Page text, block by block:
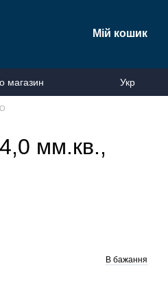
Мій кошик
магазин Укр
мм.кв.,
В бажання